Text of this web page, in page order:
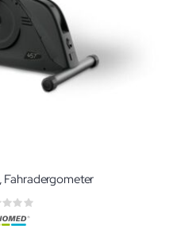
Fahradergometer
Rating: